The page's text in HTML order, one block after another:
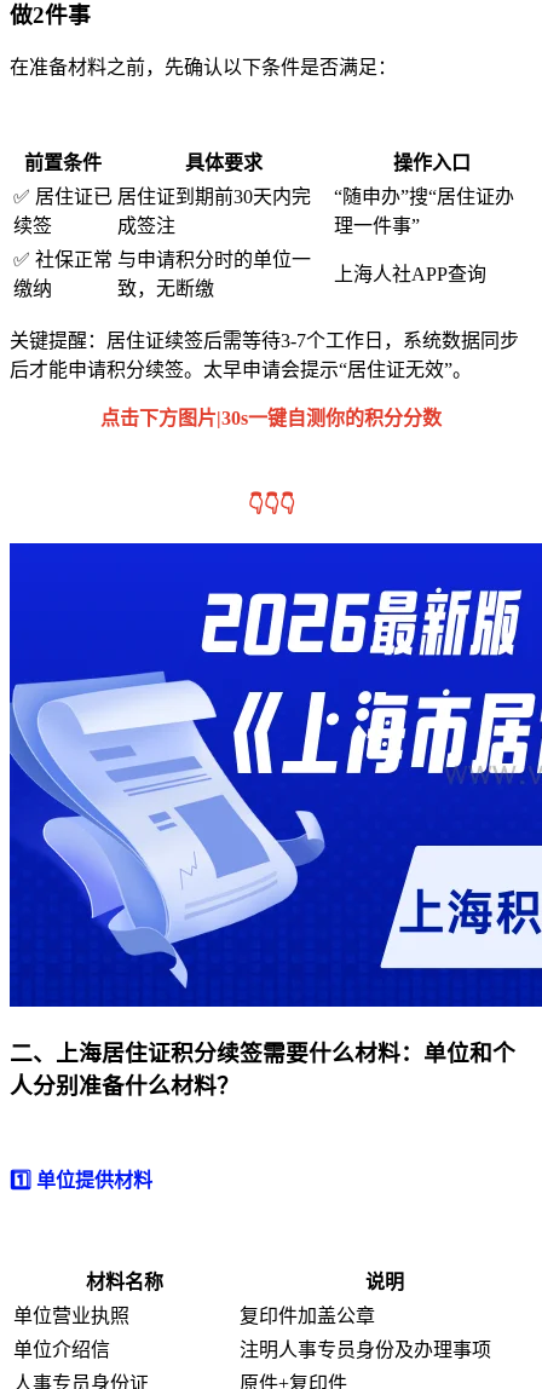
做2件事
在准备材料之前，先确认以下条件是否满足：
前置条件 具体要求
操作入口
✅ 居住证已
续签
居住证到期前30天内完
成签注
“随申办”搜“居住证办
理一件事”
✅ 社保正常
缴纳
与申请积分时的单位一
致，无断缴
上海人社APP查询
关键提醒：居住证续签后需等待3-7个工作日，系统数据同步
后才能申请积分续签。太早申请会提示“居住证无效”。
点击下方图片|30s一键自测你的积分分数
👇👇👇
二、上海居住证积分续签需要什么材料：单位和个
人分别准备什么材料？
1️⃣ 单位提供材料
材料名称
说明
单位营业执照
复印件加盖公章
单位介绍信
注明人事专员身份及办理事项
人事专员身份证
原件+复印件